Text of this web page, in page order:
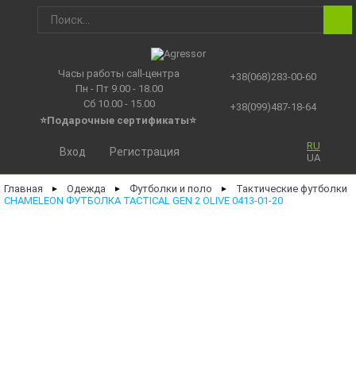
Часы работы call-центра
Пн - Пт 9.00 - 18.00
Сб 10.00 - 15.00
⭐Подарочные сертификаты⭐
+38(068)283-00-60
+38(099)487-18-64
RU
UA
Вход Регистрация
Главная ► Одежда ► Футболки и поло ► Тактические футболки
CHAMELEON ФУТБОЛКА TACTICAL GEN 2 OLIVE 0413-01-20